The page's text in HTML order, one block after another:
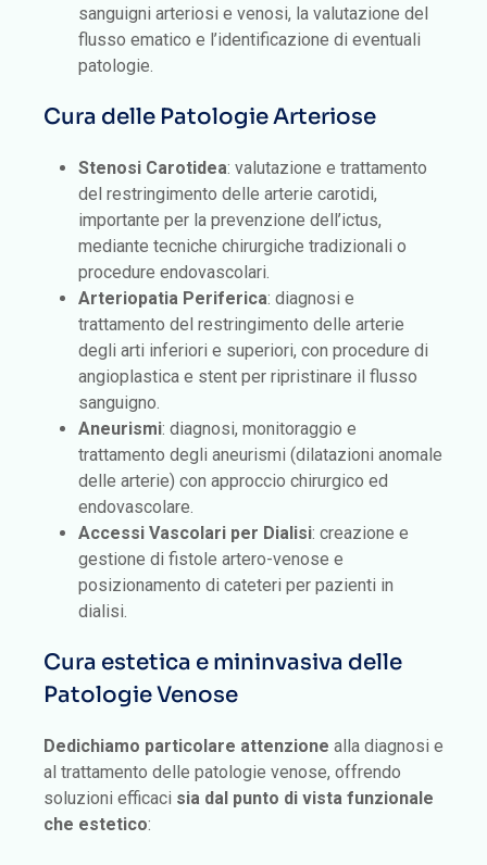
sanguigni arteriosi e venosi, la valutazione del
flusso ematico e l’identificazione di eventuali
patologie.
Cura delle Patologie Arteriose
Stenosi Carotidea: valutazione e trattamento
del restringimento delle arterie carotidi,
importante per la prevenzione dell’ictus,
mediante tecniche chirurgiche tradizionali o
procedure endovascolari.
Arteriopatia Periferica: diagnosi e
trattamento del restringimento delle arterie
degli arti inferiori e superiori, con procedure di
angioplastica e stent per ripristinare il flusso
sanguigno.
Aneurismi: diagnosi, monitoraggio e
trattamento degli aneurismi (dilatazioni anomale
delle arterie) con approccio chirurgico ed
endovascolare.
Accessi Vascolari per Dialisi: creazione e
gestione di fistole artero-venose e
posizionamento di cateteri per pazienti in
dialisi.
Cura estetica e mininvasiva delle
Patologie Venose
Dedichiamo particolare attenzione alla diagnosi e
al trattamento delle patologie venose, offrendo
soluzioni efficaci sia dal punto di vista funzionale
che estetico: